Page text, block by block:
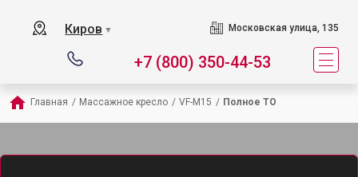
Киров ▼ Московская улица, 135
+7 (800) 350-44-53
Главная / Массажное кресло / VF-M15 / Полное ТО